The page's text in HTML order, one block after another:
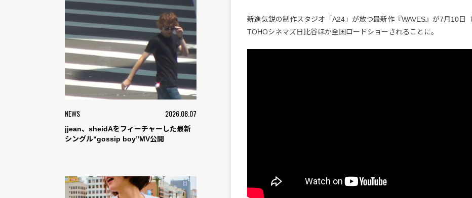
NEWS 2026.08.07
jjean、sheidAをフィーチャーした最新
シングル“gossip boy”MV公開
新進気鋭の制作スタジオ「A24」が放つ最新作『WAVES』が7月10日
TOHOシネマズ日比谷ほか全国ロードショーされることに。